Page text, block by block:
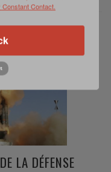
LA DÉFENSE
Contact.